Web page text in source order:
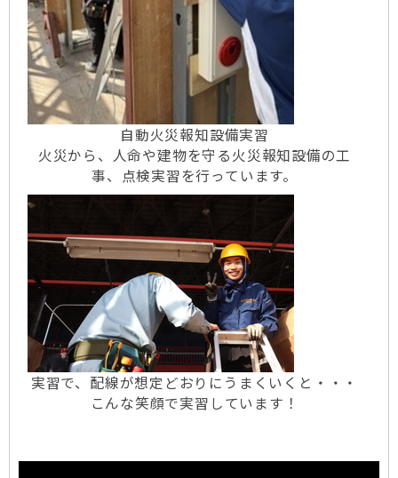
自動火災報知設備実習
火災から、人命や建物を守る火災報知設備の工
事、点検実習を行っています。
実習で、配線が想定どおりにうまくいくと・・・
こんな笑顔で実習しています！